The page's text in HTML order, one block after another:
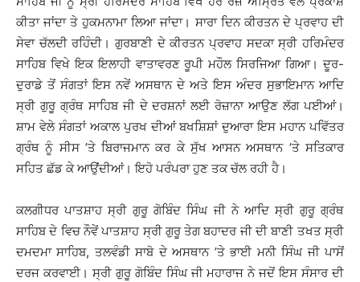
ਕੀਤਾ ਜਾਂਦਾ ਤੇ ਹੁਕਮਨਾਮਾ ਲਿਆ ਜਾਂਦਾ। ਸਾਰਾ ਦਿਨ ਕੀਰਤਨ ਦੇ ਪ੍ਰਵਾਹ ਦੀ
ਸੇਵਾ ਚੱਲਦੀ ਰਹਿੰਦੀ। ਗੁਰਬਾਣੀ ਦੇ ਕੀਰਤਨ ਪ੍ਰਵਾਹ ਸਦਕਾ ਸ੍ਰੀ ਹਰਿਮੰਦਰ
ਸਾਹਿਬ ਵਿਖੇ ਇਕ ਇਲਾਹੀ ਵਾਤਾਵਰਣ ਰੂਪੀ ਮਹੌਲ ਸਿਰਜਿਆ ਗਿਆ। ਦੂਰ-
ਦੁਰਾਡੇ ਤੋਂ ਸੰਗਤਾਂ ਇਸ ਨਵੇਂ ਅਸਥਾਨ ਦੇ ਅਤੇ ਇਸ ਅੰਦਰ ਸੁਭਾਇਮਾਨ ਆਦਿ
ਸ੍ਰੀ ਗੁਰੂ ਗ੍ਰੰਥ ਸਾਹਿਬ ਜੀ ਦੇ ਦਰਸ਼ਨਾਂ ਲਈ ਰੋਜ਼ਾਨਾ ਆਉਣ ਲੱਗ ਪਈਆਂ।
ਸ਼ਾਮ ਵੇਲੇ ਸੰਗਤਾਂ ਅਕਾਲ ਪੁਰਖ ਦੀਆਂ ਬਖਸ਼ਿਸ਼ਾਂ ਦੁਆਰਾ ਇਸ ਮਹਾਨ ਪਵਿੱਤਰ
ਗ੍ਰੰਥ ਨੂੰ ਸੀਸ ’ਤੇ ਬਿਰਾਜਮਾਨ ਕਰ ਕੇ ਸੁੱਖ ਆਸਨ ਅਸਥਾਨ ’ਤੇ ਸਤਿਕਾਰ
ਸਹਿਤ ਛੱਡ ਕੇ ਆਉਂਦੀਆਂ। ਇਹੋ ਪਰੰਪਰਾ ਹੁਣ ਤਕ ਚੱਲ ਰਹੀ ਹੈ।
ਕਲਗੀਧਰ ਪਾਤਸ਼ਾਹ ਸ੍ਰੀ ਗੁਰੂ ਗੋਬਿੰਦ ਸਿੰਘ ਜੀ ਨੇ ਆਦਿ ਸ੍ਰੀ ਗੁਰੂ ਗ੍ਰੰਥ
ਸਾਹਿਬ ਦੇ ਵਿਚ ਨੌਵੇਂ ਪਾਤਸ਼ਾਹ ਸ੍ਰੀ ਗੁਰੂ ਤੇਗ ਬਹਾਦਰ ਜੀ ਦੀ ਬਾਣੀ ਤਖਤ ਸ੍ਰੀ
ਦਮਦਮਾ ਸਾਹਿਬ, ਤਲਵੰਡੀ ਸਾਬੋ ਦੇ ਅਸਥਾਨ ’ਤੇ ਭਾਈ ਮਨੀ ਸਿੰਘ ਜੀ ਪਾਸੋਂ
ਦਰਜ ਕਰਵਾਈ। ਸ੍ਰੀ ਗੁਰੂ ਗੋਬਿੰਦ ਸਿੰਘ ਜੀ ਮਹਾਰਾਜ ਨੇ ਜਦੋਂ ਇਸ ਸੰਸਾਰ ਦੀ